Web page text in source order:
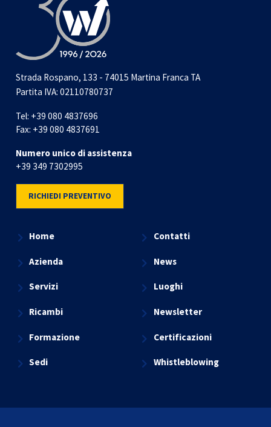
Strada Rospano, 133 - 74015 Martina Franca TA
Partita IVA: 02110780737
Tel: +39 080 4837696
Fax: +39 080 4837691
Numero unico di assistenza
+39 349 7302995
RICHIEDI PREVENTIVO
Home
Azienda
Servizi
Ricambi
Formazione
Sedi
Contatti
News
Luoghi
Newsletter
Certificazioni
Whistleblowing